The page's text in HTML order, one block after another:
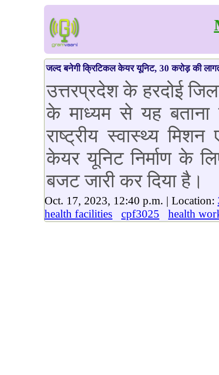
जल्द बनेगी क्रिटिकल केयर यूनिट, 30 करोड़ की
उत्तरप्रदेश के हरदोई
के माध्यम से यह
राष्ट्रीय स्वास्थ्य
केयर यूनिट निर्माण के
बजट जारी कर दिया है।
Oct. 17, 2023, 12:40 p.m. | Location:
health facilities
cpf3025 health